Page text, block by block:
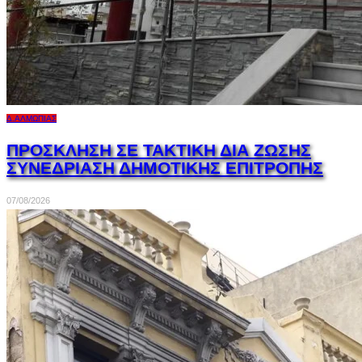
Δ.ΑΛΜΩΠΊΑΣ
ΠΡΟΣΚΛΗΣΗ ΣΕ ΤΑΚΤΙΚΗ ΔΙΑ ΖΩΣΗΣ
ΣΥΝΕΔΡΙΑΣΗ ΔΗΜΟΤΙΚΗΣ ΕΠΙΤΡΟΠΗΣ
07/08/2026